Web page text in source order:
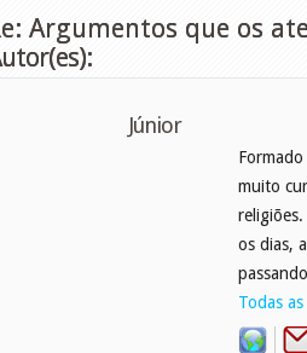
Argumentos que os
Júnior
muito
os dias,
Todas